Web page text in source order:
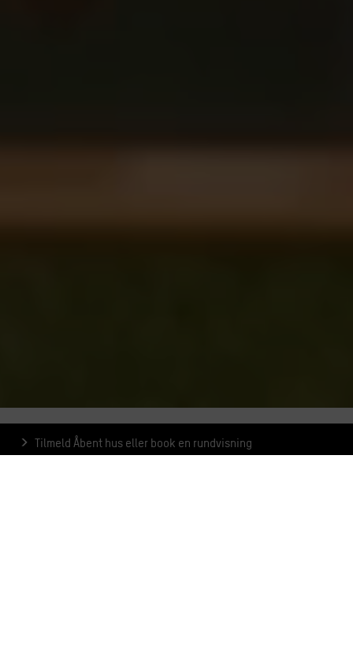
Tilmeld Åbent hus eller book en rundvisning